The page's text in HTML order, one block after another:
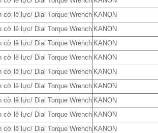
cờ lê lực/ Dial Torque Wrench KANON
cờ lê lực/ Dial Torque Wrench KANON
cờ lê lực/ Dial Torque Wrench KANON
cờ lê lực/ Dial Torque Wrench KANON
cờ lê lực/ Dial Torque Wrench KANON
cờ lê lực/ Dial Torque Wrench KANON
cờ lê lực/ Dial Torque Wrench KANON
cờ lê lực/ Dial Torque Wrench KANON
cờ lê lực/ Dial Torque Wrench KANON